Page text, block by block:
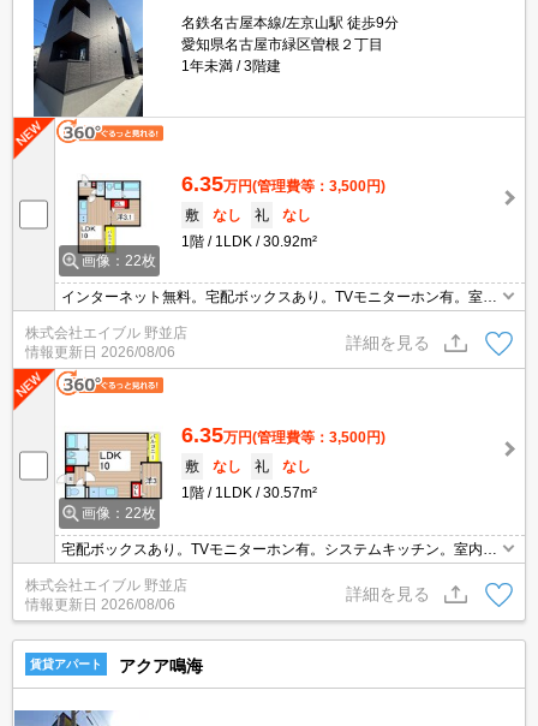
名鉄名古屋本線/左京山駅 徒歩9分
愛知県名古屋市緑区曽根２丁目
1年未満
3階建
画像：22枚
6.35万円(管理費等：3,500円)
敷
なし 礼
なし
1階
1LDK 30.92m²
インターネット無料。宅配ボックスあり。TVモニターホン有。室内
き。浴室乾燥機付。郵便局へ400m。ドラッグストアへ600m。
株式会社エイブル 野並店
情報更新日 2026/08/06
詳細を見る
画像：22枚
6.35万円(管理費等：3,500円)
敷
なし 礼
なし
1階
1LDK 30.57m²
宅配ボックスあり。TVモニターホン有。システムキッチン。室内物
干しあり。独立洗面台付き。温水洗浄便座付き。浴室乾燥機付。郵
便局へ400m。ローソンへ450m。スーパーへ700m。区役所へ1,200
m。
株式会社エイブル 野並店
情報更新日 2026/08/06
詳細を見る
賃貸アパート アクア鳴海